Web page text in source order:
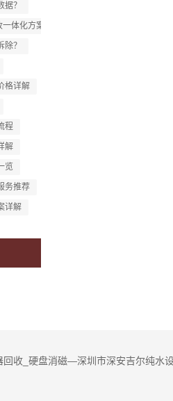
？
体化方案
？
格详解
程
解
览
务推荐
详解
回收_硬盘消磁—深圳市深安吉尔纯水